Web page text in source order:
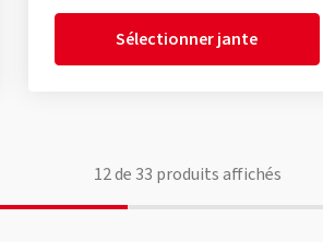
Sélectionner jante
12de 33 produits affichés